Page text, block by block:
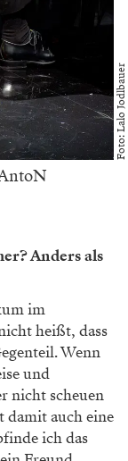
Foto: Lalo Jodlbauer
Anders als
im
heißt, dass
Wenn
und
nicht scheuen
auch eine
ich das